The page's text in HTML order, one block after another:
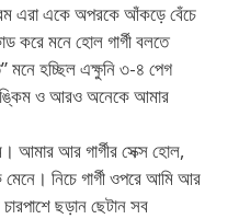
এরা একে অপরকে আঁকড়ে বেঁচে
করে মনে হোল গার্গী বলতে
মনে হচ্ছিল এক্ষুনি ৩-৪ পেগ
বঙ্কিম ও আরও অনেকে আমার
আমার আর গার্গীর সেক্স হোল,
নিচে গার্গী ওপরে আমি আর
ছড়ান ছেটান সব